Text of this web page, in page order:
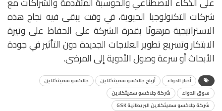
شركات التكنولوجيا الحيوية، في وقت يبقى فيه نجاح هذه
الاستراتيجية مرهونًا بقدرة الشركة على الحفاظ على وتيرة
الابتكار وتسريع تطوير العلاجات الجديدة دون التأثير في جودة
الأبحاث أو سرعة وصول الأدوية إلى المرضى.
أخبار الدواء أرباح جلاكسو سميثكلاين
جلاكسو سميثكلاين
سوق الدواء
شركة جلاكسو سميثكلاين
شركة جلاكسو سميثكلاين البريطانية GSK